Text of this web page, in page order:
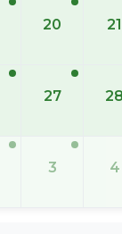
20 21
27 28
3 4